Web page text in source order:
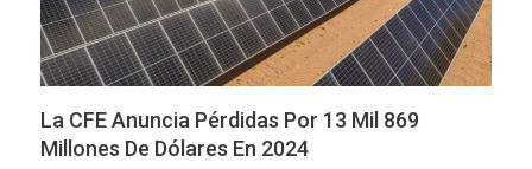
La CFE Anuncia Pérdidas Por 13 Mil 869
Millones De Dólares En 2024